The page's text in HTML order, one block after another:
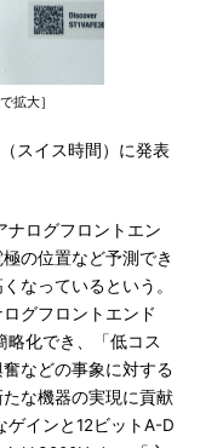
拡大］
スイス時間）に発表
ログフロントエン
の位置など予測でき
なっているという。
グフロントエンド
略化でき、「低コス
などの事象に対する
な機器の実現に貢献
ゲインと12ビットA-D